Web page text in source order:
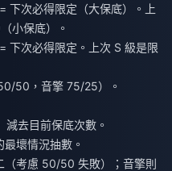
下次必得限定（大保底）。上
小保底）。
下次必得限定。上次 S 級是限
50，音擎 75/25）。
去目前保底次數。
壞情況抽數。
（考慮 50/50 失敗）；音擎則